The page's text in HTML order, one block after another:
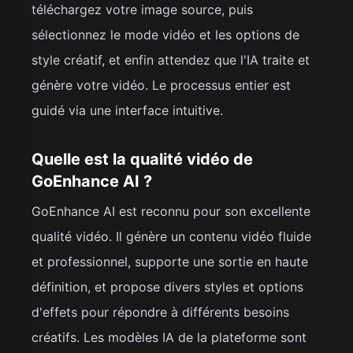
téléchargez votre image source, puis
sélectionnez le mode vidéo et les options de
style créatif, et enfin attendez que l'IA traite et
génère votre vidéo. Le processus entier est
guidé via une interface intuitive.
Quelle est la qualité vidéo de
GoEnhance AI ?
GoEnhance AI est reconnu pour son excellente
qualité vidéo. Il génère un contenu vidéo fluide
et professionnel, supporte une sortie en haute
définition, et propose divers styles et options
d'effets pour répondre à différents besoins
créatifs. Les modèles IA de la plateforme sont